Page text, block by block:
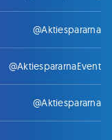
@Aktiespararna
@AktiespararnaEvent
@Aktiespararna